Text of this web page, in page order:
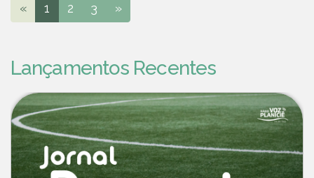
« 1 2 3 »
Lançamentos Recentes